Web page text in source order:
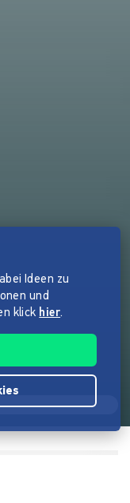
Ideen zu
und
klick hier.